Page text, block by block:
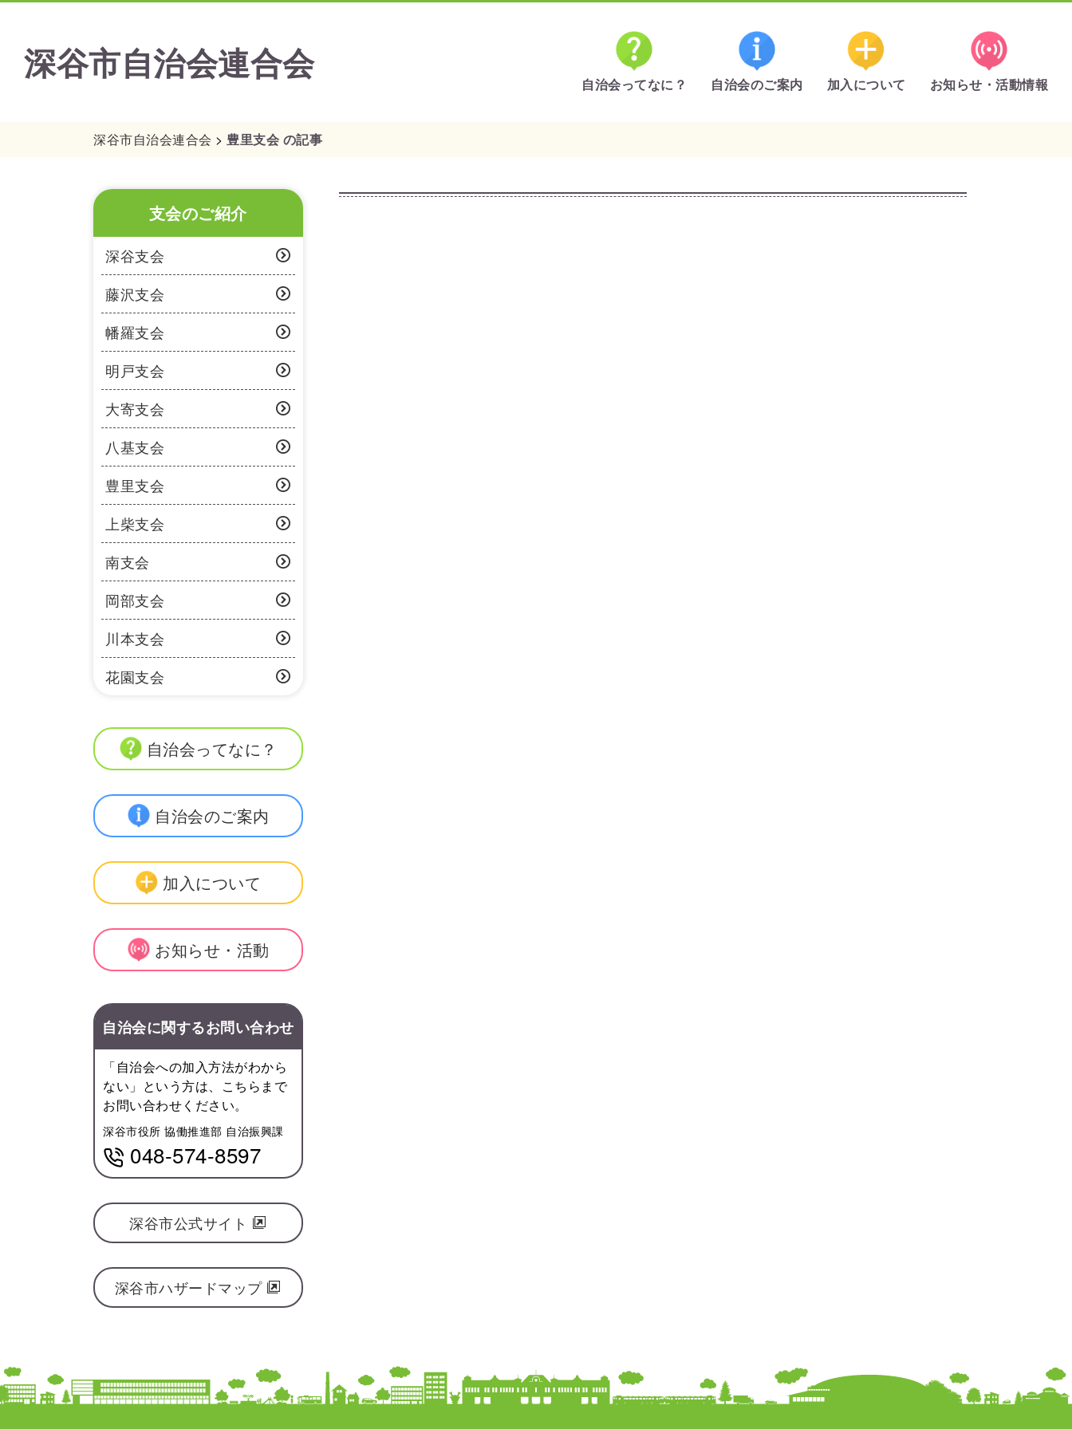
深谷市自治会連合会 自治会ってなに？ 自治会のご案内 加入について お知らせ・活動情報
深谷市自治会連合会 > 豊里支会 の記事
支会のご紹介
深谷支会
藤沢支会
幡羅支会
明戸支会
大寄支会
八基支会
豊里支会
上柴支会
南支会
岡部支会
川本支会
花園支会
自治会ってなに？
自治会のご案内
加入について
お知らせ・活動
自治会に関するお問い合わせ
「自治会への加入方法がわから
ない」という方は、こちらまで
お問い合わせください。
深谷市役所 協働推進部 自治振興課
048-574-8597
深谷市公式サイト
深谷市ハザードマップ